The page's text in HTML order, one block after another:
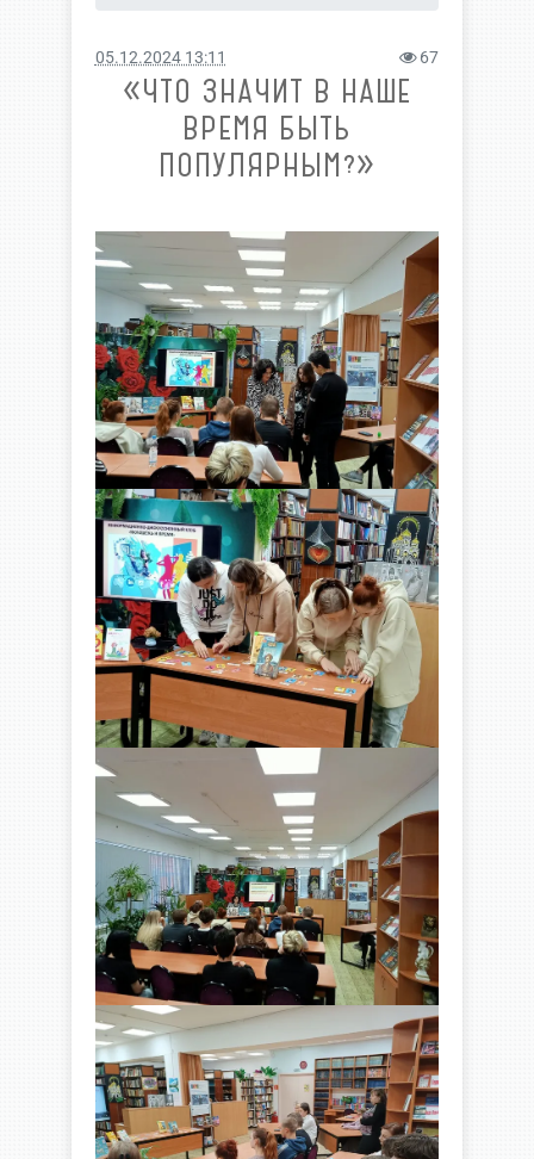
05.12.2024 13:11 67
«ЧТО ЗНАЧИТ В НАШЕ
ВРЕМЯ БЫТЬ
ПОПУЛЯРНЫМ?»